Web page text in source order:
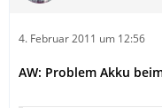
4. Februar 2011 um 12:56
AW: Problem Akku